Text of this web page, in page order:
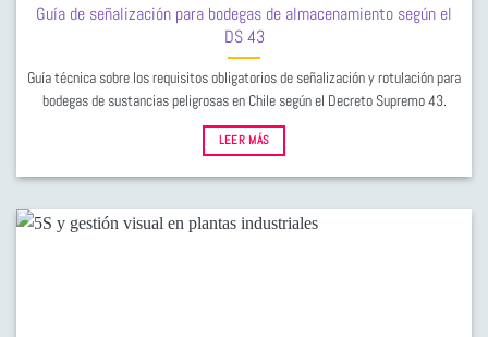
Guía de señalización para bodegas de almacenamiento según el
DS 43
Guía técnica sobre los requisitos obligatorios de señalización y rotulación para
bodegas de sustancias peligrosas en Chile según el Decreto Supremo 43.
LEER MÁS